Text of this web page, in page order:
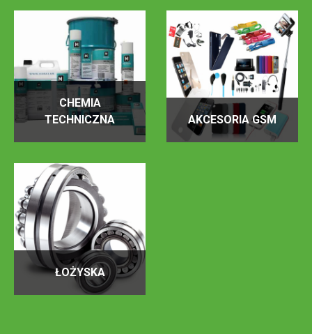
CHEMIA
TECHNICZNA
AKCESORIA GSM
ŁOŻYSKA